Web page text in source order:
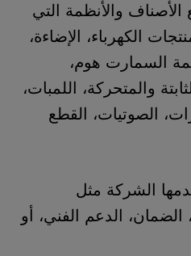
والأنظمة التي
الكهرباء، الإضاءة،
السمارت هوم،
والمتحركة، اللمبات،
الصوتيات، القطع
الشركة مثل
الضمان، الدعم الفني، أو